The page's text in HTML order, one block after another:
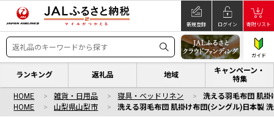
新規登録 ログイン 寄附リスト
ガイド
ランキング 返礼品 地域
キャンペーン・
特集
HOME 雑貨・日用品 寝具・ベッドリネン
洗える羽毛布団 肌
HOME
山梨県山梨市 洗える羽毛布団 肌掛け布団(シングル)日本製